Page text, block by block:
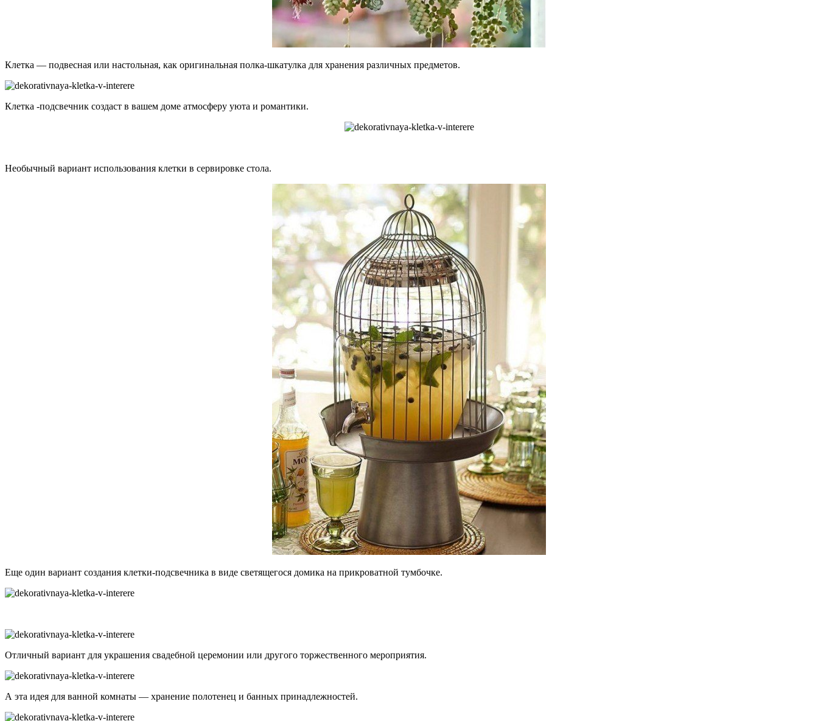
Клетка — подвесная или настольная, как оригинальная полка-шкатулка для хранения различных предметов.
Клетка -подсвечник создаст в вашем доме атмосферу уюта и романтики.
Необычный вариант использования клетки в сервировке стола.
Еще один вариант создания клетки-подсвечника в виде светящегося домика на прикроватной тумбочке.
Отличный вариант для украшения свадебной церемонии или другого торжественного мероприятия.
А эта идея для ванной комнаты — хранение полотенец и банных принадлежностей.